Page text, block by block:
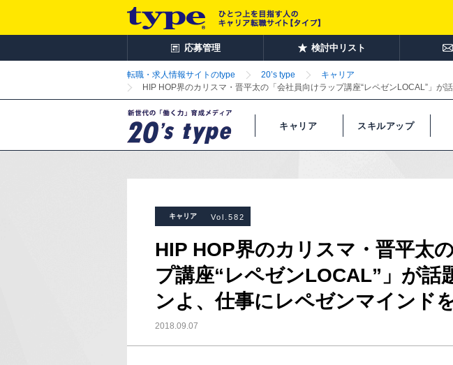
応募管理 検討中リスト
転職・求人情報サイトのtype 20’s type
キャリア
HIP HOP界のカリスマ・晋平太の「会社員向けラップ講座“レペゼンLOCAL”」
キャリア スキルアップ
キャリア Vol.582
HIP HOP界のカリスマ・晋平太
プ講座“レペゼンLOCAL”」が
ンよ、仕事にレペゼンマインド
2018.09.07